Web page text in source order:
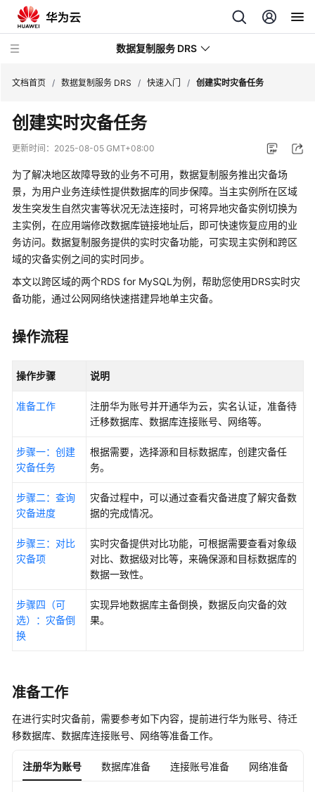
数据复制服务 DRS
最
新
态
产
品
介
绍
计
费
明
速
门
建
实
迁
移
务
建
备
务
创
建
时
文档首页 / 数据复制服务 DRS / 快速入门 / 创建实时灾备任务
创建实时灾备任务
更新时间： 2025-08-05 GMT+08:00
为了解决地区故障导致的业务不可用，数据复制服务推出灾备场
景，为用户业务连续性提供数据库的同步保障。当主实例所在区域
发生突发生自然灾害等状况无法连接时，可将异地灾备实例切换为
主实例，在应用端修改数据库链接地址后，即可快速恢复应用的业
务访问。数据复制服务提供的实时灾备功能，可实现主实例和跨区
域的灾备实例之间的实时同步。
本文以跨区域的两个RDS for MySQL为例，帮助您使用DRS实时灾
备功能，通过公网网络快速搭建异地单主灾备。
操作流程
操作步骤 说明
准备工作
注册华为账号并开通华为云，实名认证，准备待
迁移数据库、数据库连接账号、网络等。
步骤一：创建
灾备任务
根据需要，选择源和目标数据库，创建灾备任
务。
步骤二：查询
灾备进度
灾备过程中，可以通过查看灾备进度了解灾备数
据的完成情况。
步骤三：对比
灾备项
实时灾备提供对比功能，可根据需要查看对象级
对比、数据级对比等，来确保源和目标数据库的
数据一致性。
步骤四（可
选）：灾备倒
换
实现异地数据库主备倒换，数据反向灾备的效
果。
准备工作
在进行实时灾备前，需要参考如下内容，提前进行华为账号、待迁
移数据库、数据库连接账号、网络等准备工作。
注册华为账号 数据库准备 连接账号准备 网络准备